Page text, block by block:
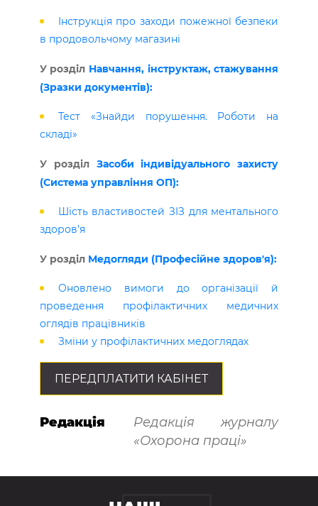
Інструкція про заходи пожежної безпеки
в продовольчому магазині
У розділ Навчання, інструктаж, стажування
(Зразки документів):
Тест «Знайди порушення. Роботи на
складі»
У розділ Засоби індивідуального захисту
(Система управління ОП):
Шість властивостей ЗІЗ для ментального
здоров’я
У розділ Медогляди (Професійне здоров'я):
Оновлено вимоги до організації й
проведення профілактичних медичних
оглядів працівників
Зміни у профілактичних медоглядах
ПЕРЕДПЛАТИТИ КАБІНЕТ
Редакція
Редакція журналу
«Охорона праці»